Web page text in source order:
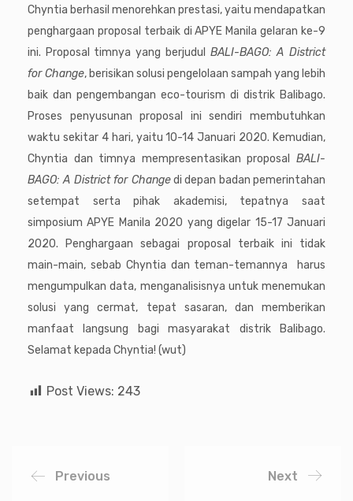
Chyntia berhasil menorehkan prestasi, yaitu mendapatkan
penghargaan proposal terbaik di APYE Manila gelaran ke-9
ini. Proposal timnya yang berjudul BALI-BAGO: A District
for Change, berisikan solusi pengelolaan sampah yang lebih
baik dan pengembangan eco-tourism di distrik Balibago.
Proses penyusunan proposal ini sendiri membutuhkan
waktu sekitar 4 hari, yaitu 10-14 Januari 2020. Kemudian,
Chyntia dan timnya mempresentasikan proposal BALI-
BAGO: A District for Changedi depan badan pemerintahan
setempat serta pihak akademisi, tepatnya saat
simposium APYE Manila 2020 yang digelar 15-17 Januari
2020. Penghargaan sebagai proposal terbaik ini tidak
main-main, sebab Chyntia dan teman-temannya harus
mengumpulkan data, menganalisisnya untuk menemukan
solusi yang cermat, tepat sasaran, dan memberikan
manfaat langsung bagi masyarakat distrik Balibago.
Selamat kepada Chyntia! (wut)
Post Views: 243
Previous Next